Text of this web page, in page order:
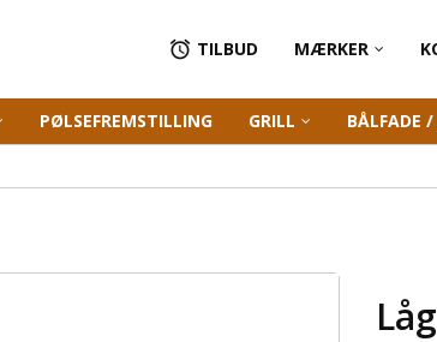
 TILBUD MÆRKER
PØLSEFREMSTILLING GRILL BÅLFADE